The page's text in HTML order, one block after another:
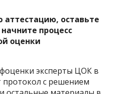
оставьте
процесс
оценки
эксперты ЦОК в
протокол с решением